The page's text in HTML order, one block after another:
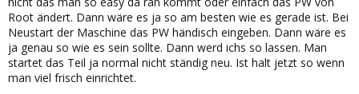
Root ändert. Dann wäre es ja so am besten wie es gerade ist. Bei
Neustart der Maschine das PW händisch eingeben. Dann wäre es
ja genau so wie es sein sollte. Dann werd ichs so lassen. Man
startet das Teil ja normal nicht ständig neu. Ist halt jetzt so wenn
man viel frisch einrichtet.